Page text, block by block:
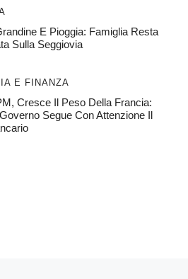
E Pioggia: Famiglia Resta
Sulla Seggiovia
E FINANZA
Cresce Il Peso Della Francia:
Segue Con Attenzione Il